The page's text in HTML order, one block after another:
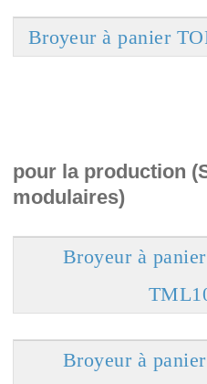
Broyeur à panier
pour la production
modulaires)
Broyeur à
Broyeur à